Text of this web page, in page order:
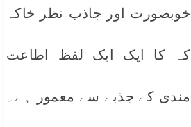
خوبصورت اور جاذب نظر خاکہ
کا ایک ایک لفظ اطاعت
کے جذبے سے معمور ہے۔